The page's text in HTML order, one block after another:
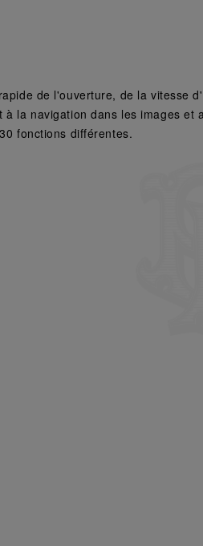
de l'ouverture, de la vitesse
la navigation dans les images et
fonctions différentes.